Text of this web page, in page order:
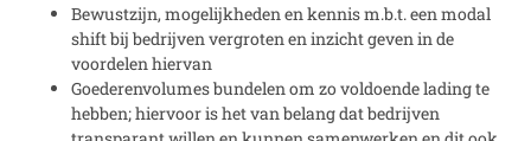
Bewustzijn, mogelijkheden en kennis m.b.t. een modal
shift bij bedrijven vergroten en inzicht geven in de
voordelen hiervan
Goederenvolumes bundelen om zo voldoende lading te
hebben; hiervoor is het van belang dat bedrijven